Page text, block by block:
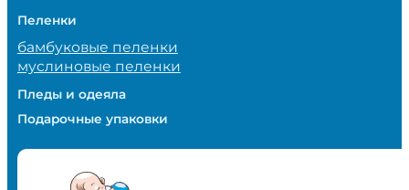
Пеленки
бамбуковые пеленки
муслиновые пеленки
Пледы и одеяла
Подарочные упаковки